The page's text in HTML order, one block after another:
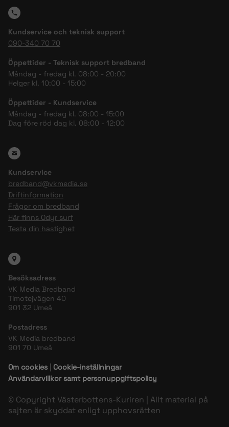
Kundservice och teknisk support
090-340 70 70
Öppettider - Teknisk support bredband
Måndag - fredag kl. 08:00 - 20:00
Helger kl. 10:00 - 15:00
Öppettider - Kundservice
Måndag - fredag kl. 08:00 - 15:00
Dag före röd dag kl. 08:00 - 12:00
Kundservice
bredband@vkmedia.se
Driftinformation
Frågor om bredband
Här finns Odyr surf
Testa din hastighet
Besöksadress
VK Media Bredband
Timotejvägen 40
901 32 Umeå
Postadress
VK Media bredband
901 70 Umeå
Om cookies
Cookie-inställningar
Användarvillkor samt personuppgiftspolicy
© Copyright Västerbottens-Kuriren | Allt material på
sajten är skyddat enligt upphovsrätten